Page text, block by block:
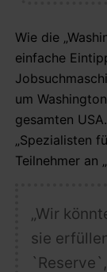
Wie die
einfache
um
gesamten
„Spezialisten
Teilnehmer an
„Wir
sie